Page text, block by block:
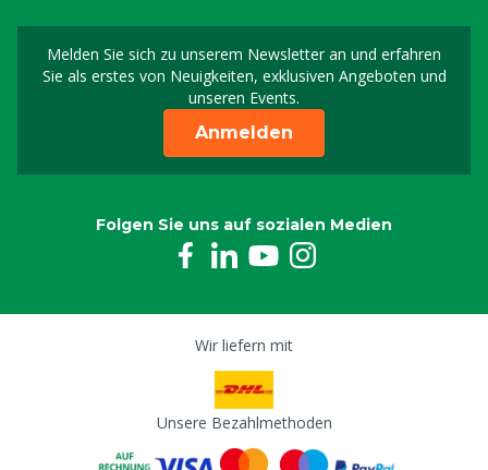
Melden Sie sich zu unserem Newsletter an und erfahren
Sie als erstes von Neuigkeiten, exklusiven Angeboten und
unseren Events.
Melden Sie sich für
Anmelden
Folgen Sie uns auf sozialen Medien
Wir liefern mit
Unsere Bezahlmethoden